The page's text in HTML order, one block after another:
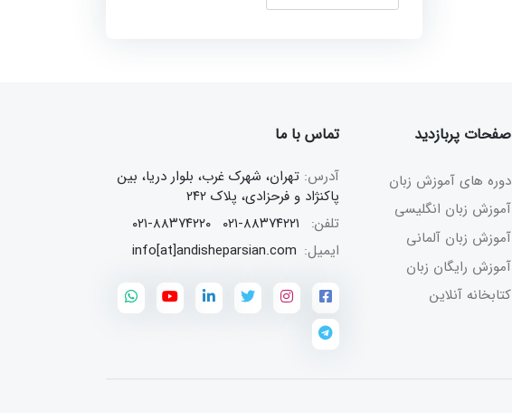
صفحات پربازدید
دوره های آموزش زبان
آموزش زبان انگلیسی
آموزش زبان آلمانی
آموزش رایگان زبان
کتابخانه آنلاین
تماس با ما
آدرس:تهران، شهرک غرب، بلوار دریا، بین
پاکنژاد و فرحزادی، پلاک ۲۴۲
تلفن:
۰۲۱-۸۸۳۷۴۲۲۱
۰۲۱-۸۸۳۷۴۲۲۰
ایمیل:
info[at]andisheparsian.com